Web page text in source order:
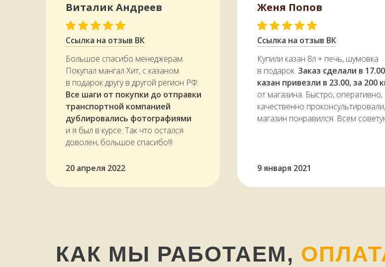
Купили казан 8л + печь, шумовка
в подарок. Заказ сделали в
казан привезли в 23.00, за 200
от магазина. Быстро, оперативно,
качественно проконсультировали,
магазин понравился. Всем
Большое спасибо менеджерам.
Покупал мангал Хит, с казаном
в подарок другу в другой регион РФ.
Все шаги от покупки до отправки
транспортной компанией
дублировались фотографиями
и я был в курсе. Так что остался
доволен, большое спасибо!!!
Ссылка на отзыв ВК
Ссылка на отзыв ВК
Виталик Андреев Женя Попов
20 апреля 2022 9 января 2021
КАК МЫ РАБОТАЕМ,